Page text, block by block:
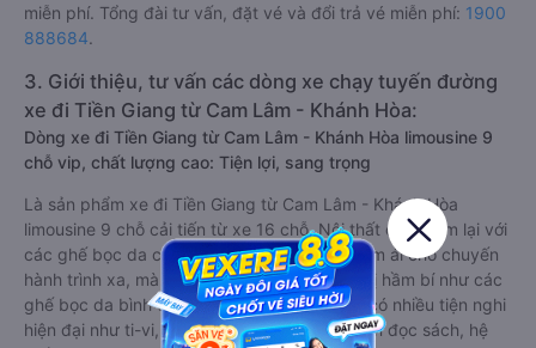
miễn phí. Tổng đài tư vấn, đặt vé và đổi trả vé miễn phí: 1900
888684.
3. Giới thiệu, tư vấn các dòng xe chạy tuyến đường
xe đi Tiền Giang từ Cam Lâm - Khánh Hòa:
Dòng xe đi Tiền Giang từ Cam Lâm - Khánh Hòa limousine 9
chỗ vip, chất lượng cao: Tiện lợi, sang trọng
Là sản phẩm xe đi Tiền Giang từ Cam Lâm - Khánh Hòa
limousine 9 chỗ cải tiến từ xe 16 chỗ. Nội thất được làm lại với
các ghế bọc da chuẩn Châu Âu, không chỉ êm ái cho chuyến
hành trình xa, mà còn mát mẻ và không hề bị hầm bí như các
ghế bọc da bình thường. Kèm theo các ghế có nhiều tiện nghi
hiện đại như ti-vi, tủ lạnh mini, ổ cắm usb, đèn đọc sách, hệ